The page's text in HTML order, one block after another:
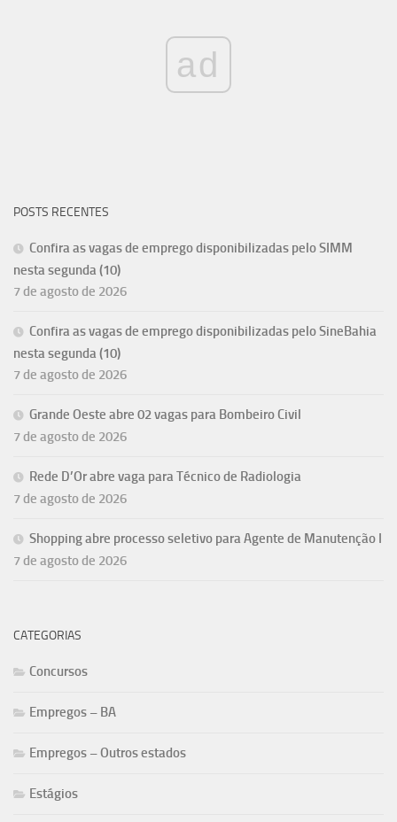
ad
POSTS RECENTES
Confira as vagas de emprego disponibilizadas pelo SIMM
nesta segunda (10)
7 de agosto de 2026
Confira as vagas de emprego disponibilizadas pelo SineBahia
nesta segunda (10)
7 de agosto de 2026
Grande Oeste abre 02 vagas para Bombeiro Civil
7 de agosto de 2026
Rede D’Or abre vaga para Técnico de Radiologia
7 de agosto de 2026
Shopping abre processo seletivo para Agente de Manutenção I
7 de agosto de 2026
CATEGORIAS
Concursos
Empregos – BA
Empregos – Outros estados
Estágios